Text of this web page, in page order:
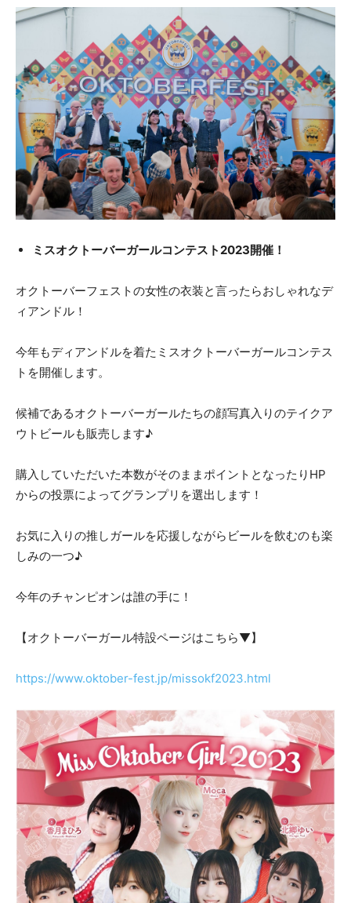
ミスオクトーバーガールコンテスト2023開催！
オクトーバーフェストの女性の衣装と言ったらおしゃれなデ
ィアンドル！
今年もディアンドルを着たミスオクトーバーガールコンテス
トを開催します。
候補であるオクトーバーガールたちの顔写真入りのテイクア
ウトビールも販売します♪
購入していただいた本数がそのままポイントとなったりHP
からの投票によってグランプリを選出します！
お気に入りの推しガールを応援しながらビールを飲むのも楽
しみの一つ♪
今年のチャンピオンは誰の手に！
【オクトーバーガール特設ページはこちら▼】
https://www.oktober-fest.jp/missokf2023.html